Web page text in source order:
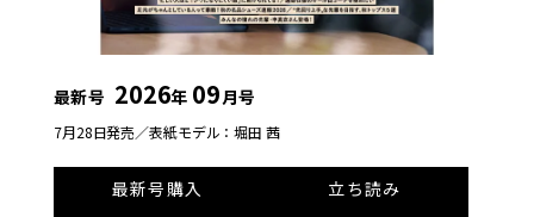
最新号 2026年 09月号
7月28日発売／表紙モデル：堀田 茜
最新号購入
立ち読み